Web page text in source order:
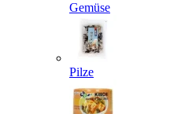
Gemüse
Pilze